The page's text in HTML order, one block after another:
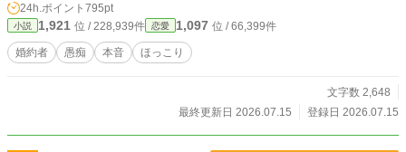
24h.ポイント 795pt
小説 1,921 位 / 228,939件 恋愛 1,097 位 / 66,399件
婚約者 愚痴 本音 ほっこり
文字数 2,648
最終更新日 2026.07.15
登録日 2026.07.15